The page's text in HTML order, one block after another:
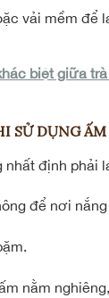
vải mềm để
biệt giữa trà
SỬ DỤNG ẤM
nhất định phải
để nơi
nằm